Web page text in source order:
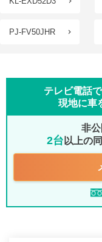
PJ-FV50JHR
テレビ電話
現地に車
非
2台 以上の